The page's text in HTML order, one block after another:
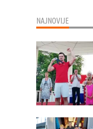
NAJNOVIJE